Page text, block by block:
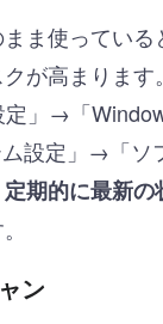
ま使っている
が高まります。
」→「
設定」→「ソ
定期的に最新の
ン